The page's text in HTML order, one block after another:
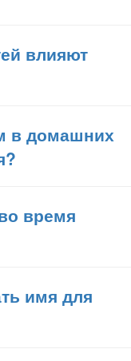
влияют
в домашних
время
имя для